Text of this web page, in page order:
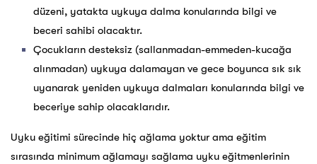
düzeni, yatakta uykuya dalma konularında bilgi ve
beceri sahibi olacaktır.
Çocukların desteksiz (sallanmadan-emmeden-kucağa
alınmadan) uykuya dalamayan ve gece boyunca sık sık
uyanarak yeniden uykuya dalmaları konularında bilgi ve
beceriye sahip olacaklarıdır.
Uyku eğitimi sürecinde hiç ağlama yoktur ama eğitim
sırasında minimum ağlamayı sağlama uyku eğitmenlerinin